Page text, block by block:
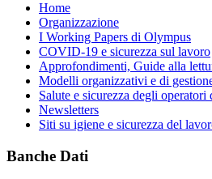
Home
Organizzazione
I Working Papers di Olympus
COVID-19 e sicurezza sul lavoro
Approfondimenti, Guide alla
Modelli organizzativi e di
Salute e sicurezza degli operatori
Newsletters
Siti su igiene e sicurezza del
Banche Dati